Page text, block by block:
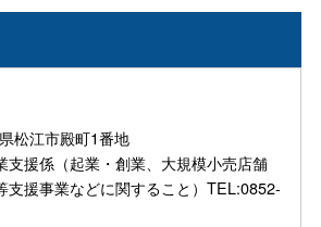
松江市殿町1番地
支援係（起業・創業、大規模小売店舗
支援事業などに関すること）TEL:0852-